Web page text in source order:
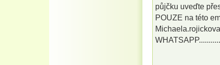
půjčku uveďte
POUZE na této